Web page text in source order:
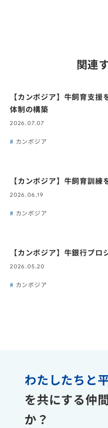
関連
【カンボジア】牛飼育支
体制の構築
2026.07.07
カンボジア
【カンボジア】牛飼育訓練
2026.06.19
カンボジア
【カンボジア】牛銀行プロ
2026.05.20
カンボジア
わたしたちと
を共にする仲
か？